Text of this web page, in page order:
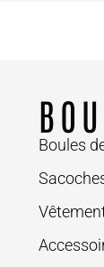
Boules